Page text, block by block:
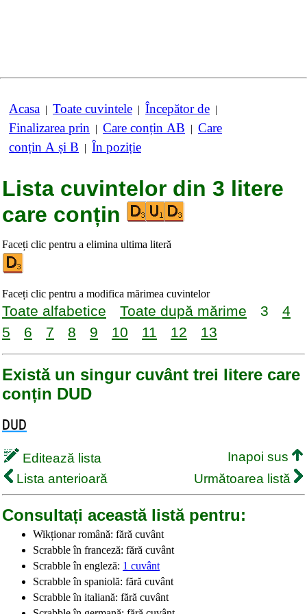
Acasa | Toate cuvintele | Începător de |
Finalizarea prin | Care conțin AB | Care
conțin A și B | În poziție
Lista cuvintelor din 3 litere
care conțin
Faceți clic pentru a elimina ultima literă
Faceți clic pentru a modifica mărimea cuvintelor
Toate alfabetice Toate după mărime 3
4
5
6 7 8 9 10 11 12 13
Există un singur cuvânt trei litere care
conțin DUD
DUD
Editează lista
Inapoi sus
Lista anterioară
Următoarea listă
Consultați această listă pentru:
Wikționar română: fără cuvânt
Scrabble în franceză: fără cuvânt
Scrabble în engleză: 1 cuvânt
Scrabble în spaniolă: fără cuvânt
Scrabble în italiană: fără cuvânt